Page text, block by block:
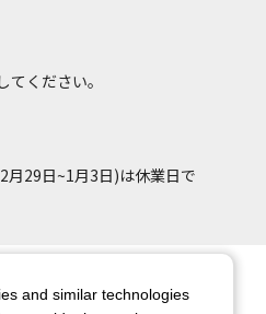
ください。
29日~1月3日)は休業日で
and similar technologies